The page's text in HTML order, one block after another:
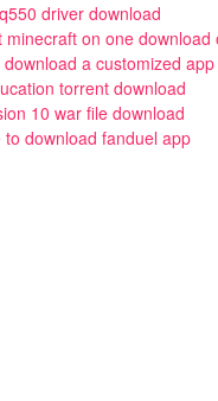
driver download
minecraft on one download
download a customized app
torrent download
10 war file download
to download fanduel app